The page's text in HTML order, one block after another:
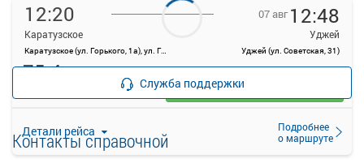
12:20
Каратузское
Каратузское (ул. Горького, 1а), ул. Горького, 1А
07 авг 12:48
Уджей
Уджей (ул. Советская, 31)
Детали рейса
Подробнее
о маршруте
75.4
Выбрать
Служба поддержки
Контакты справочной